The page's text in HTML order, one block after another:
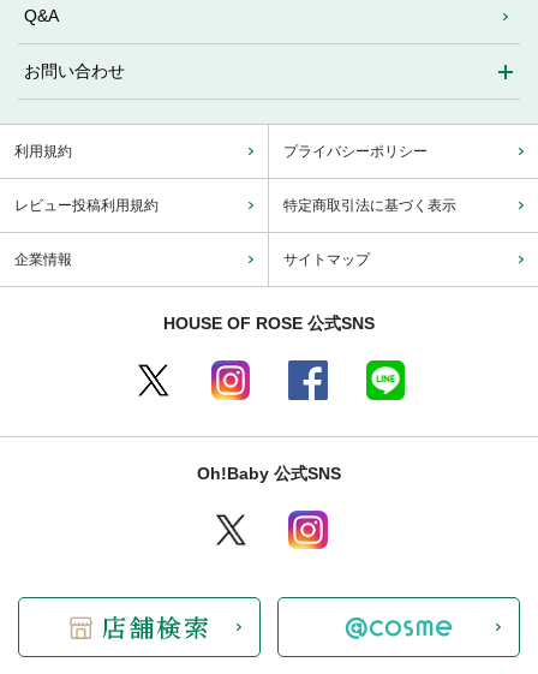
Q&A
お問い合わせ
利用規約 プライバシーポリシー
レビュー投稿利用規約 特定商取引法に基づく表示
企業情報 サイトマップ
HOUSE OF ROSE 公式SNS
Oh!Baby 公式SNS